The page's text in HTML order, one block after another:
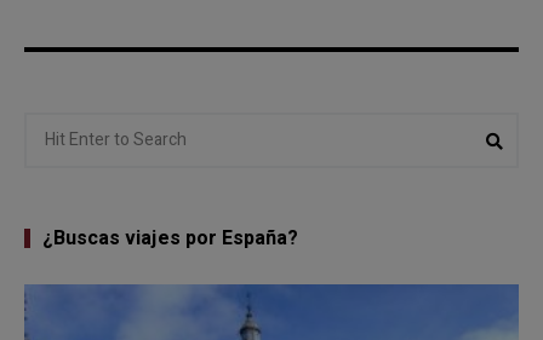
for:
¿Buscas viajes por España?